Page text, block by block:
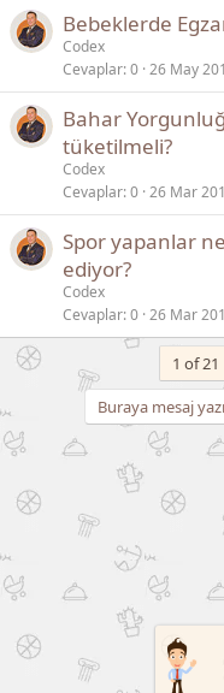
Bebeklerde
Codex
Cevaplar 0 26 May
Bahar
tüketilmeli?
Codex
Cevaplar 0 26 Mar
Spor yapanlar
ediyor?
Codex
Cevaplar 0 26 Mar
1 of 21
Buraya mesaj